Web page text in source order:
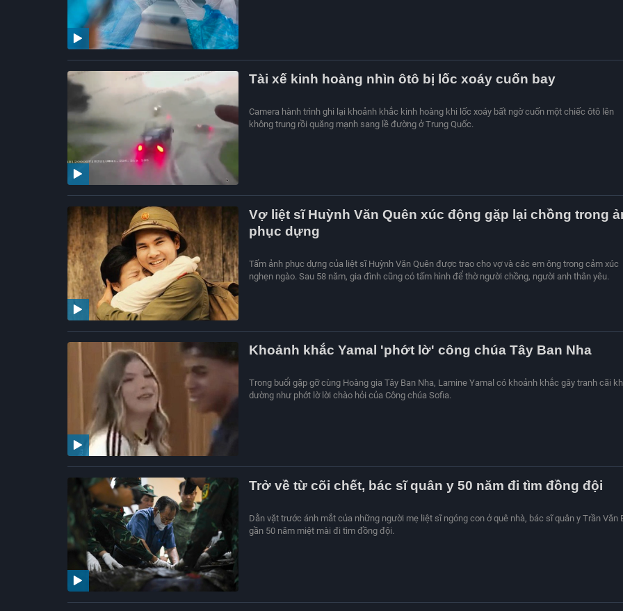
Tài xế kinh hoàng nhìn ôtô bị lốc xoáy cuốn bay
Camera hành trình ghi lại khoảnh khắc kinh hoàng khi lốc xoáy bất ngờ cuốn một chiếc ôtô lên
không trung rồi quăng mạnh sang lề đường ở Trung Quốc.
Vợ liệt sĩ Huỳnh Văn Quên xúc động gặp lại chồng trong
phục dựng
Tấm ảnh phục dựng của liệt sĩ Huỳnh Văn Quên được trao cho vợ và các em ông trong cảm xúc
nghẹn ngào. Sau 58 năm, gia đình cũng có tấm hình để thờ người chồng, người anh thân yêu.
Khoảnh khắc Yamal 'phớt lờ' công chúa Tây Ban Nha
Trong buổi gặp gỡ cùng Hoàng gia Tây Ban Nha, Lamine Yamal có khoảnh khắc gây tranh cãi
dường như phớt lờ lời chào hỏi của Công chúa Sofia.
Trở về từ cõi chết, bác sĩ quân y 50 năm đi tìm đồng đội
Dằn vặt trước ánh mắt của những người mẹ liệt sĩ ngóng con ở quê nhà, bác sĩ quân y Trần Văn
gần 50 năm miệt mài đi tìm đồng đội.